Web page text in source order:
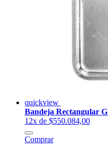
quickview
Bandeja Rectangular
12x de $550.084,00
Comprar